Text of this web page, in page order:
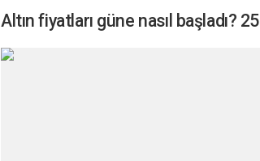
Altın fiyatları güne nasıl başladı?